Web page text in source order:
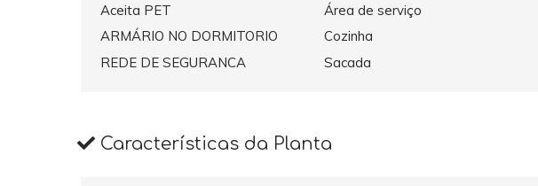
Aceita PET Área de serviço
ARMÁRIO NO DORMITORIO
Cozinha
REDE DE SEGURANCA
Sacada
Características da Planta